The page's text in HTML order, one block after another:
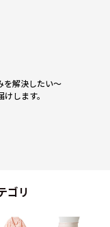
を解決したい～
します。
ゴリ